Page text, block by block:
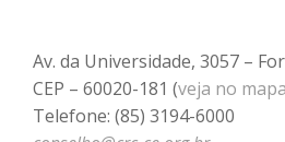
Av. da Universidade, 3057 –
CEP – 60020-181 (veja no mapa
Telefone: (85) 3194-6000